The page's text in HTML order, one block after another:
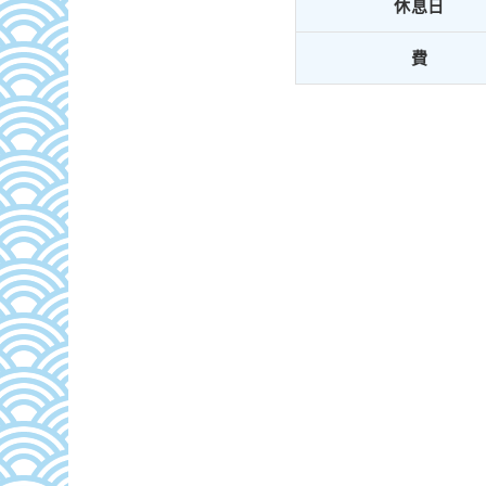
休息日
費